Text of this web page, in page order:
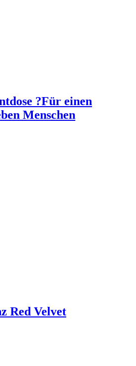
?Für einen
Menschen
Red Velvet